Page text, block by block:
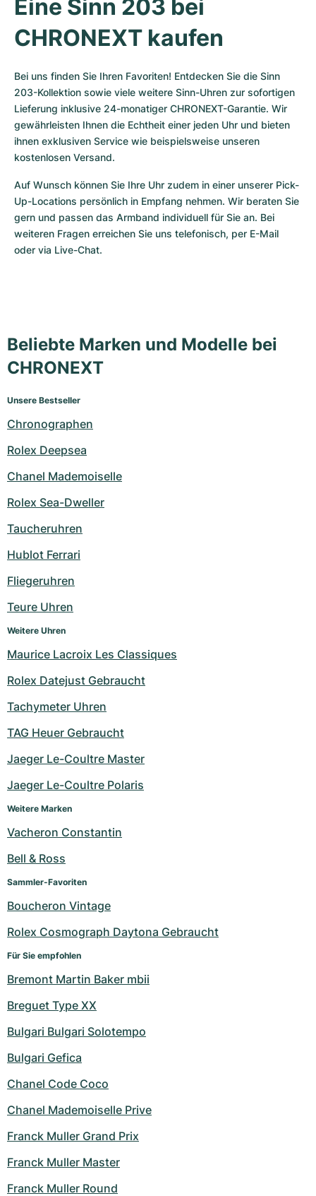
Eine Sinn 203 bei
CHRONEXT kaufen
Bei uns finden Sie Ihren Favoriten! Entdecken Sie die Sinn
203-Kollektion sowie viele weitere Sinn-Uhren zur sofortigen
Lieferung inklusive 24-monatiger CHRONEXT-Garantie. Wir
gewährleisten Ihnen die Echtheit einer jeden Uhr und bieten
ihnen exklusiven Service wie beispielsweise unseren
kostenlosen Versand.
Auf Wunsch können Sie Ihre Uhr zudem in einer unserer Pick-
Up-Locations persönlich in Empfang nehmen. Wir beraten Sie
gern und passen das Armband individuell für Sie an. Bei
weiteren Fragen erreichen Sie uns telefonisch, per E-Mail
oder via Live-Chat.
Beliebte Marken und Modelle bei
CHRONEXT
Unsere Bestseller
Chronographen
Rolex Deepsea
Chanel Mademoiselle
Rolex Sea-Dweller
Taucheruhren
Hublot Ferrari
Fliegeruhren
Teure Uhren
Weitere Uhren
Maurice Lacroix Les Classiques
Rolex Datejust Gebraucht
Tachymeter Uhren
TAG Heuer Gebraucht
Jaeger Le-Coultre Master
Jaeger Le-Coultre Polaris
Weitere Marken
Vacheron Constantin
Bell & Ross
Sammler-Favoriten
Boucheron Vintage
Rolex Cosmograph Daytona Gebraucht
Für Sie empfohlen
Bremont Martin Baker mbii
Breguet Type XX
Bulgari Bulgari Solotempo
Bulgari Gefica
Chanel Code Coco
Chanel Mademoiselle Prive
Franck Muller Grand Prix
Franck Muller Master
Franck Muller Round